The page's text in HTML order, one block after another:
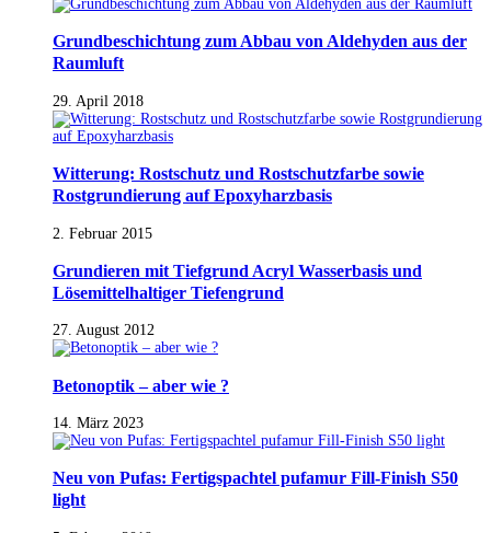
Grundbeschichtung zum Abbau von Aldehyden aus der
Raumluft
29. April 2018
Witterung: Rostschutz und Rostschutzfarbe sowie
Rostgrundierung auf Epoxyharzbasis
2. Februar 2015
Grundieren mit Tiefgrund Acryl Wasserbasis und
Lösemittelhaltiger Tiefengrund
27. August 2012
Betonoptik – aber wie ?
14. März 2023
Neu von Pufas: Fertigspachtel pufamur Fill-Finish S50
light